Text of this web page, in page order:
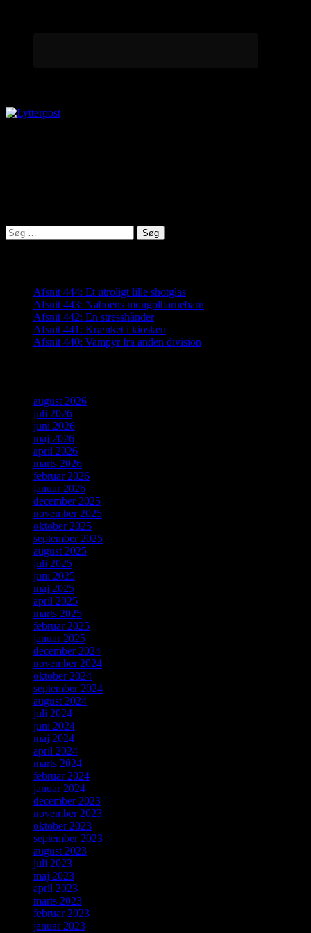
Søg
efter:
Afsnit 444: Et utroligt lille shotglas
Afsnit 443: Naboens mongolbarnebarn
Afsnit 442: En stresshånder
Afsnit 441: Krænket i kiosken
Afsnit 440: Vampyr fra anden division
august 2026
juli 2026
juni 2026
maj 2026
april 2026
marts 2026
februar 2026
januar 2026
december 2025
november 2025
oktober 2025
september 2025
august 2025
juli 2025
juni 2025
maj 2025
april 2025
marts 2025
februar 2025
januar 2025
december 2024
november 2024
oktober 2024
september 2024
august 2024
juli 2024
juni 2024
maj 2024
april 2024
marts 2024
februar 2024
januar 2024
december 2023
november 2023
oktober 2023
september 2023
august 2023
juli 2023
maj 2023
april 2023
marts 2023
februar 2023
januar 2023